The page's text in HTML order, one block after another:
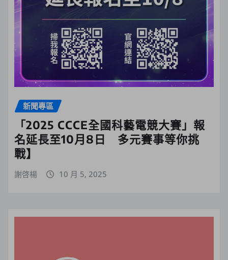
新聞專區
「2025 CCCE全國科藝電競大賽」報
名延長至10月8日 多元賽事等你挑
戰】
謝啓楊 10 月 5, 2025